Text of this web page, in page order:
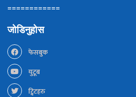
============
जोडिनुहोस
फेसबुक
युटूब
ट्विटहरु